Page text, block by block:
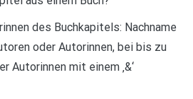
des Buchkapitels: Nachname
oder Autorinnen, bei bis zu
Autorinnen mit einem ‚&‘